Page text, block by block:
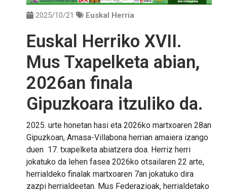
2025/10/21 Euskal Herria
Euskal Herriko XVII.
Mus Txapelketa abian,
2026an finala
Gipuzkoara itzuliko da.
2025. urte honetan hasi eta 2026ko martxoaren 28an
Gipuzkoan, Amasa-Villabona herrian amaiera izango
duen 17. txapelketa abiatzera doa. Herriz herri
jokatuko da lehen fasea 2026ko otsailaren 22 arte,
herrialdeko finalak martxoaren 7an jokatuko dira
zazpi herrialdeetan. Mus Federazioak, herrialdetako